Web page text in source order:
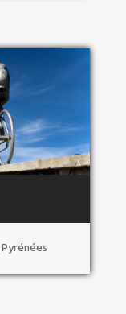
Pyrénées